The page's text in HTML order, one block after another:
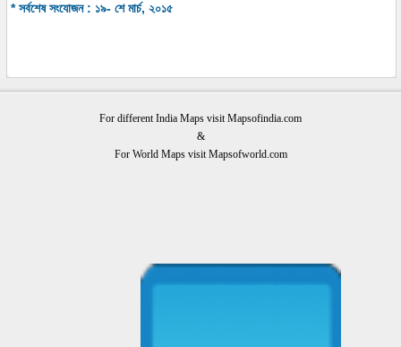
* সর্বশেষ সংযোজন : ১৯- শে মার্চ, ২০১৫
For different India Maps visit Mapsofindia.com
&
For World Maps visit Mapsofworld.com